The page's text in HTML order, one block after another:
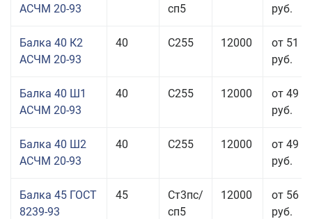
АСЧМ 20-93
сп5
руб.
Балка 40 К2
АСЧМ 20-93
40 С255 12000
от 51
руб.
Балка 40 Ш1
АСЧМ 20-93
40 С255 12000
от 49
руб.
Балка 40 Ш2
АСЧМ 20-93
40 С255 12000
от 49
руб.
Балка 45 ГОСТ
8239-93
45
Ст3пс/
сп5
12000
от 56
руб.